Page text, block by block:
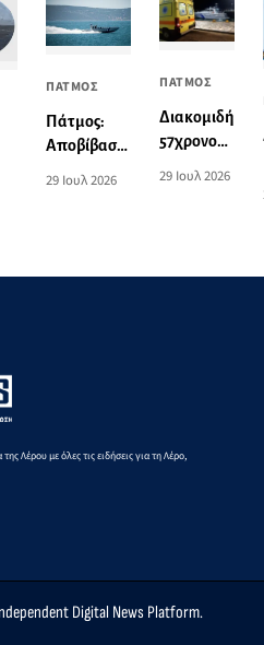
ΠΑΤΜΟΣ
Πάτμος:
Αποβίβαση
29 Ιουλ 2026
ΠΑΤΜΟΣ
Διακομιδή
57χρονου
29 Ιουλ 2026
Λέρου με όλες τις ειδήσεις για τη Λέρο,
Digital News Platform.